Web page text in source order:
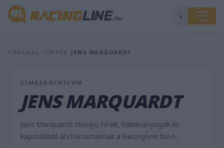
◐
FŐOLDAL CÍMKÉK JENS MARQUARDT
CÍMKEARCHÍVUM
JENS MARQUARDT
Jens Marquardt témájú hírek, háttéranyagok és
kapcsolódó archív tartalmak a Racingline.hu-n.
Red
tesztpilótája
lesz
Günther
csapattársa
a
BMW-